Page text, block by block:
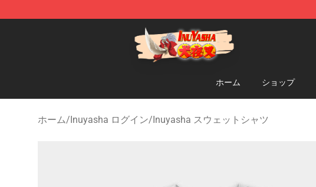
Inuyasha Store - Official Inuyasha Merchandise Shop
ホーム ショップ
ホーム/Inuyasha ログイン/Inuyasha スウェットシャツ